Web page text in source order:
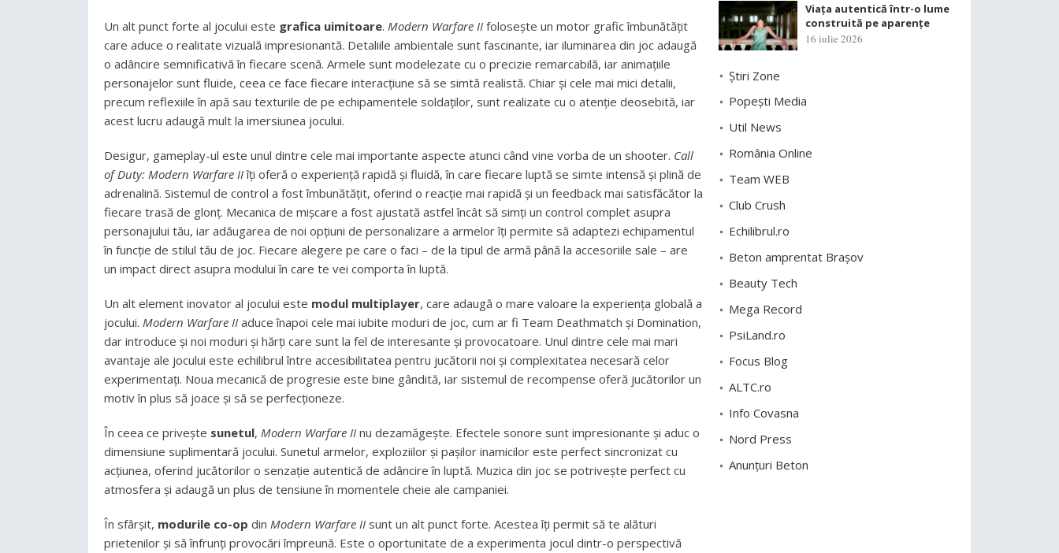
Un alt punct forte al jocului este grafica uimitoare. Modern Warfare II folosește un motor grafic îmbunătățit
care aduce o realitate vizuală impresionantă. Detaliile ambientale sunt fascinante, iar iluminarea din joc adaugă
o adâncire semnificativă în fiecare scenă. Armele sunt modelezate cu o precizie remarcabilă, iar animațiile
personajelor sunt fluide, ceea ce face fiecare interacțiune să se simtă realistă. Chiar și cele mai mici detalii,
precum reflexiile în apă sau texturile de pe echipamentele soldaților, sunt realizate cu o atenție deosebită, iar
acest lucru adaugă mult la imersiunea jocului.
Desigur, gameplay-ul este unul dintre cele mai importante aspecte atunci când vine vorba de un shooter. Call
of Duty: Modern Warfare IIîți oferă o experiență rapidă și fluidă, în care fiecare luptă se simte intensă și plină de
adrenalină. Sistemul de control a fost îmbunătățit, oferind o reacție mai rapidă și un feedback mai satisfăcător la
fiecare trasă de glonț. Mecanica de mișcare a fost ajustată astfel încât să simți un control complet asupra
personajului tău, iar adăugarea de noi opțiuni de personalizare a armelor îți permite să adaptezi echipamentul
în funcție de stilul tău de joc. Fiecare alegere pe care o faci – de la tipul de armă până la accesoriile sale – are
un impact direct asupra modului în care te vei comporta în luptă.
Un alt element inovator al jocului este modul multiplayer, care adaugă o mare valoare la experiența globală a
jocului. Modern Warfare II aduce înapoi cele mai iubite moduri de joc, cum ar fi Team Deathmatch și Domination,
dar introduce și noi moduri și hărți care sunt la fel de interesante și provocatoare. Unul dintre cele mai mari
avantaje ale jocului este echilibrul între accesibilitatea pentru jucătorii noi și complexitatea necesară celor
experimentați. Noua mecanică de progresie este bine gândită, iar sistemul de recompense oferă jucătorilor un
motiv în plus să joace și să se perfecționeze.
În ceea ce privește sunetul, Modern Warfare II nu dezamăgește. Efectele sonore sunt impresionante și aduc o
dimensiune suplimentară jocului. Sunetul armelor, exploziilor și pașilor inamicilor este perfect sincronizat cu
acțiunea, oferind jucătorilor o senzație autentică de adâncire în luptă. Muzica din joc se potrivește perfect cu
atmosfera și adaugă un plus de tensiune în momentele cheie ale campaniei.
În sfârșit, modurile co-op din Modern Warfare II sunt un alt punct forte. Acestea îți permit să te alături
prietenilor și să înfrunți provocări împreună. Este o oportunitate de a experimenta jocul dintr-o perspectivă
Viața autentică într-o lume
construită pe aparențe
16 iulie 2026
Știri Zone
Popești Media
Util News
România Online
Team WEB
Club Crush
Echilibrul.ro
Beton amprentat Brașov
Beauty Tech
Mega Record
PsiLand.ro
Focus Blog
ALTC.ro
Info Covasna
Nord Press
Anunțuri Beton